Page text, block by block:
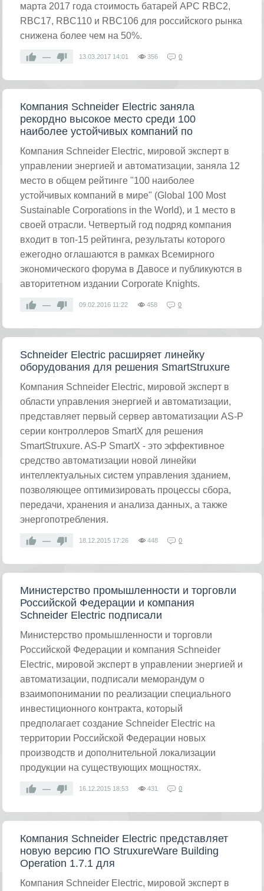
марта 2017 года стоимость батарей APC RBC2,
RBC17, RBC110 и RBC106 для российского рынка
снижена более чем на 50%.
— 13.03.2017 14:01 356 0
Компания Schneider Electric заняла
рекордно высокое место среди 100
наиболее устойчивых компаний по
Компания Schneider Electric, мировой эксперт в
управлении энергией и автоматизации, заняла 12
место в общем рейтинге "100 наиболее
устойчивых компаний в мире" (Global 100 Most
Sustainable Corporations in the World), и 1 место в
своей отрасли. Четвертый год подряд компания
входит в топ-15 рейтинга, результаты которого
ежегодно оглашаются в рамках Всемирного
экономического форума в Давосе и публикуются в
авторитетном издании Corporate Knights.
— 09.02.2016 11:22 458 0
Schneider Electric расширяет линейку
оборудования для решения SmartStruxure
Компания Schneider Electric, мировой эксперт в
области управления энергией и автоматизации,
представляет первый сервер автоматизации AS-P
серии контроллеров SmartX для решения
SmartStruxure. AS-P SmartX - это эффективное
средство автоматизации новой линейки
интеллектуальных систем управления зданием,
позволяющее оптимизировать процессы сбора,
передачи, хранения и анализа данных, а также
энергопотребления.
— 18.12.2015 17:26 448 0
Министерство промышленности и торговли
Российской Федерации и компания
Schneider Electric подписали
Министерство промышленности и торговли
Российской Федерации и компания Schneider
Electric, мировой эксперт в управлении энергией и
автоматизации, подписали меморандум о
взаимопонимании по реализации специального
инвестиционного контракта, который
предполагает создание Schneider Electric на
территории Российской Федерации новых
производств и дополнительной локализации
продукции на существующих мощностях.
— 16.12.2015 18:53 431 0
Компания Schneider Electric представляет
новую версию ПО StruxureWare Building
Operation 1.7.1 для
Компания Schneider Electric, мировой эксперт в